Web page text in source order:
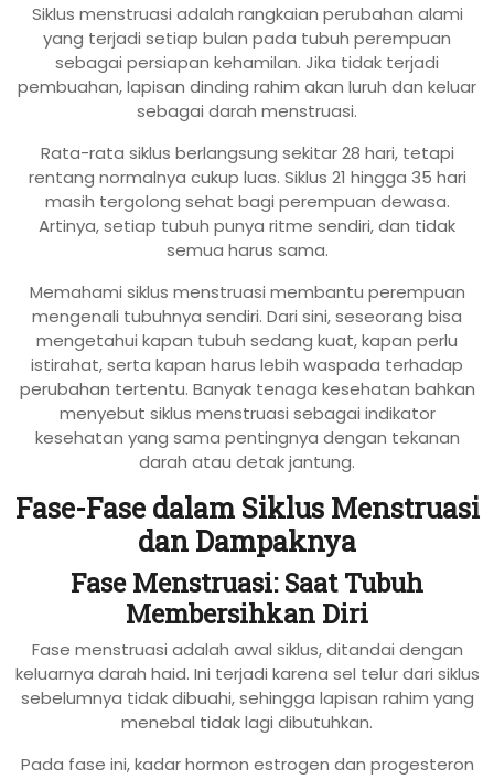
Siklus menstruasi adalah rangkaian perubahan alami
yang terjadi setiap bulan pada tubuh perempuan
sebagai persiapan kehamilan. Jika tidak terjadi
pembuahan, lapisan dinding rahim akan luruh dan keluar
sebagai darah menstruasi.
Rata-rata siklus berlangsung sekitar 28 hari, tetapi
rentang normalnya cukup luas. Siklus 21 hingga 35 hari
masih tergolong sehat bagi perempuan dewasa.
Artinya, setiap tubuh punya ritme sendiri, dan tidak
semua harus sama.
Memahami siklus menstruasi membantu perempuan
mengenali tubuhnya sendiri. Dari sini, seseorang bisa
mengetahui kapan tubuh sedang kuat, kapan perlu
istirahat, serta kapan harus lebih waspada terhadap
perubahan tertentu. Banyak tenaga kesehatan bahkan
menyebut siklus menstruasi sebagai indikator
kesehatan yang sama pentingnya dengan tekanan
darah atau detak jantung.
Fase-Fase dalam Siklus Menstruasi
dan Dampaknya
Fase Menstruasi: Saat Tubuh
Membersihkan Diri
Fase menstruasi adalah awal siklus, ditandai dengan
keluarnya darah haid. Ini terjadi karena sel telur dari siklus
sebelumnya tidak dibuahi, sehingga lapisan rahim yang
menebal tidak lagi dibutuhkan.
Pada fase ini, kadar hormon estrogen dan progesteron